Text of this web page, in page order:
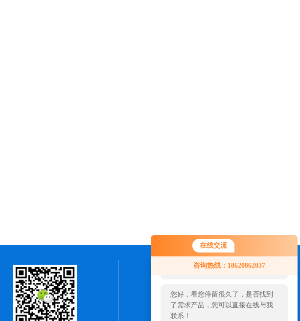
在线交流
咨询热线：18620862037
您好！欢迎前来咨询，很高兴为您
服务，请问您要咨询什么问题呢？
您好，看您停留很久了，是否找到
了需求产品，您可以直接在线与我
联系！
联系我们
24小时热线：